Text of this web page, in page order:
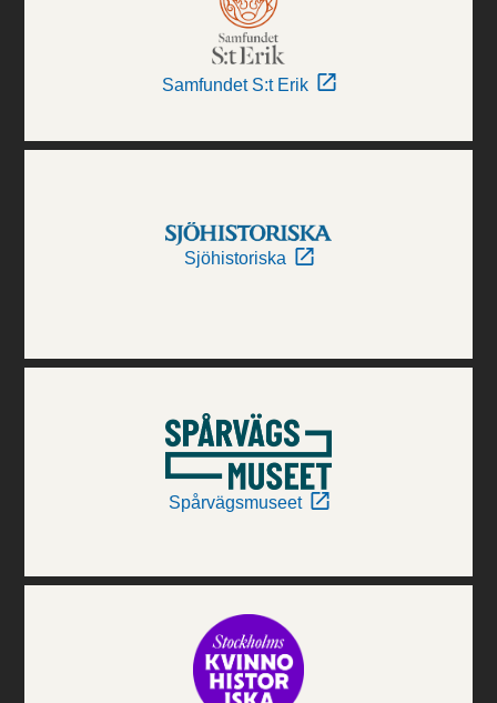
Samfundet S:t Erik
Sjöhistoriska
Spårvägsmuseet